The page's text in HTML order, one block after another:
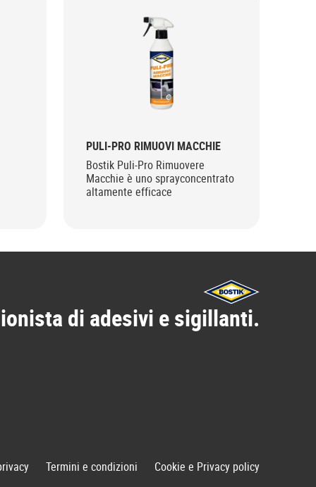
PULI-PRO RIMUOVI MACCHIE
Bostik Puli-Pro Rimuovere
Macchie è uno sprayconcentrato
altamente efficace
di adesivi e sigillanti.
Termini e condizioni Cookie e Privacy policy